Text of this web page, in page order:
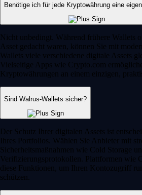
Benötige ich für jede Kryptowährung eine
Nicht unbedingt. Während frühere Wallets
Asset gedacht waren, können Sie mit
Wallets viele verschiedene digitale Assets
Vielseitige Apps wie Crypto.com
Kryptowährungen an einem einzigen,
Sind Walrus-Wallets sicher?
Der Schutz Ihrer digitalen Assets ist
Ihres Portfolios. Wählen Sie Anbieter mit
Sicherheitsmaßnahmen wie Cold Storage
Verifizierungsprotokollen. Plattformen wie
diese Funktionen, um Ihren Kontozugriff
schützen.